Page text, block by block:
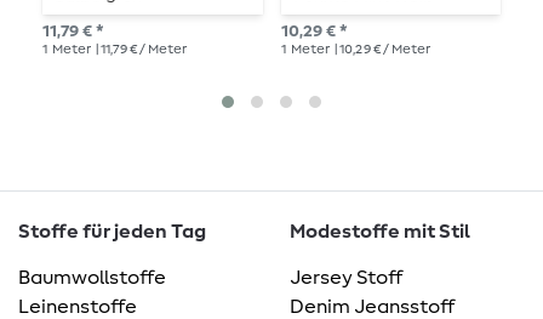
11,79 € *
1 Meter | 11,79 € / Meter
10,29 € *
1 Meter | 10,29 € / Meter
Stoffe für jeden Tag
Baumwollstoffe
Leinenstoffe
Modestoffe mit Stil
Jersey Stoff
Denim Jeansstoff